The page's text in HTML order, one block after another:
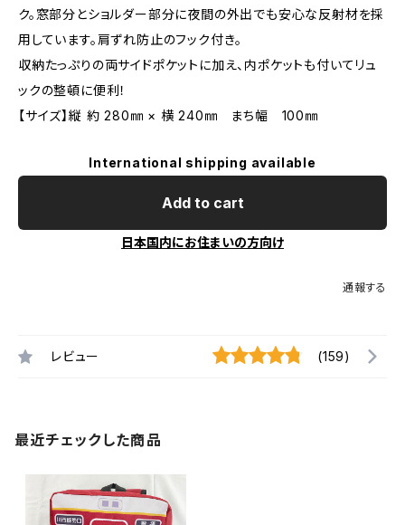
ク。窓部分とショルダー部分に夜間の外出でも安心な反射材を採
用しています。肩ずれ防止のフック付き。
収納たっぷりの両サイドポケットに加え、内ポケットも付いてリュ
ックの整頓に便利！
【サイズ】縦 約 280㎜ × 横 240㎜ まち幅 100㎜
International shipping available
Add to cart
日本国内にお住まいの方向け
通報する
レビュー (159)
最近チェックした商品